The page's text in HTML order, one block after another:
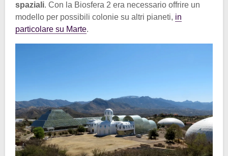
spaziali. Con la Biosfera 2 era necessario offrire un
modello per possibili colonie su altri pianeti, in
particolare su Marte.